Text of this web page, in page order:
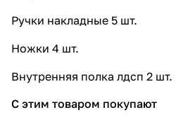
Ручки накладные 5 шт.
Ножки 4 шт.
Внутренняя полка лдсп 2 шт.
С этим товаром покупают